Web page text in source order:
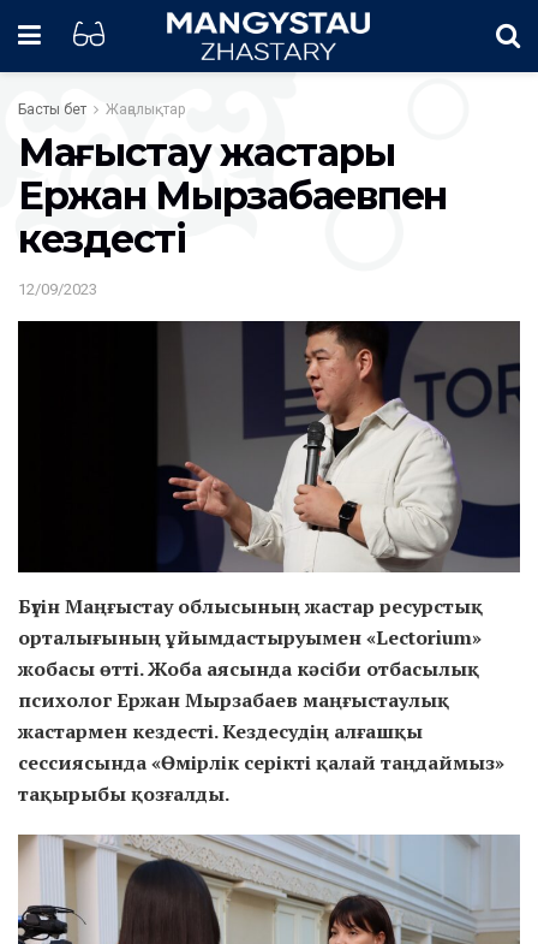
Басты бет Жаңалықтар
Маңғыстау жастары
Ержан Мырзабаевпен
кездесті
12/09/2023
Бүгін Маңғыстау облысының жастар ресурстық
орталығының ұйымдастыруымен «Lectorium»
жобасы өтті. Жоба аясында кәсіби отбасылық
психолог Ержан Мырзабаев маңғыстаулық
жастармен кездесті. Кездесудің алғашқы
сессиясында «Өмірлік серікті қалай таңдаймыз»
тақырыбы қозғалды.